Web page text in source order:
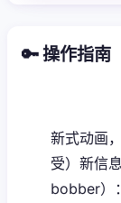
🔑 操作指南
新式动画
受）新信
bobber）